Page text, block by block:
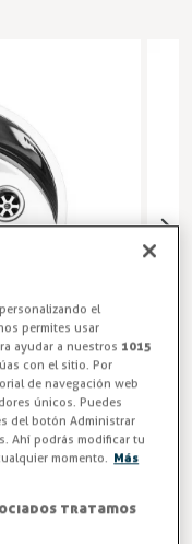
VR para soldar y
el
permites usar
ayudar a nuestros 1015
con el sitio. Por
de navegación web
únicos. Puedes
del botón Administrar
Ahí podrás modificar tu
momento. Más
tratamos